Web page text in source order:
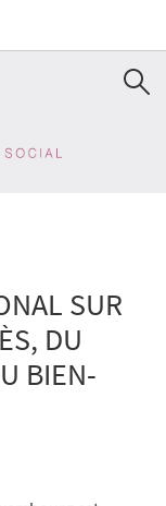
SUR
DU
BIEN-